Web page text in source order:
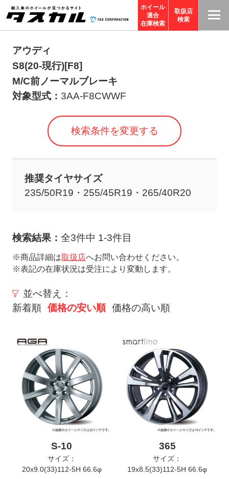
ホイール
適合
在庫検索
取扱店
検索
アウディ
S8(20-現行)[F8]
M/C前ノーマルブレーキ
対象型式： 3AA-F8CWWF
検索条件を変更する
推奨タイヤサイズ
235/50R19・255/45R19・265/40R20
検索結果： 全3件中 1-3件目
※商品詳細は取扱店へお問い合わせください。
※表記の在庫状況は受注により変動します。
並べ替え：
新着順 価格の安い順 価格の高い順
S-10
サイズ：
20x9.0(33)112-5H 66.6φ
365
サイズ：
19x8.5(33)112-5H 66.6φ
T